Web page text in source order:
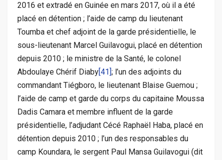
2016 et extradé en Guinée en mars 2017, où il a été
placé en détention ; l’aide de camp du lieutenant
Toumba et chef adjoint de la garde présidentielle, le
sous-lieutenant Marcel Guilavogui, placé en détention
depuis 2010 ; le ministre de la Santé, le colonel
Abdoulaye Chérif Diaby [41] ; l’un des adjoints du
commandant Tiégboro, le lieutenant Blaise Guemou ;
l’aide de camp et garde du corps du capitaine Moussa
Dadis Camara et membre influent de la garde
présidentielle, l’adjudant Cécé Raphaël Haba, placé en
détention depuis 2010 ; l’un des responsables du
camp Koundara, le sergent Paul Mansa Guilavogui (dit